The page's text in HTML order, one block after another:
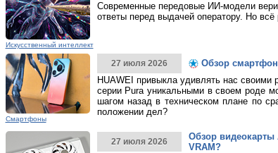
Искусственный интеллект
Современные передовые ИИ-модели
ответы перед выдачей оператору. Но
Смартфоны
27 июля 2026
Обзор
HUAWEI привыкла удивлять нас
серии Pura уникальными в своем роде
шагом назад в техническом плане по
положении дел?
27 июля 2026
Обзор видеокарты
VRAM?